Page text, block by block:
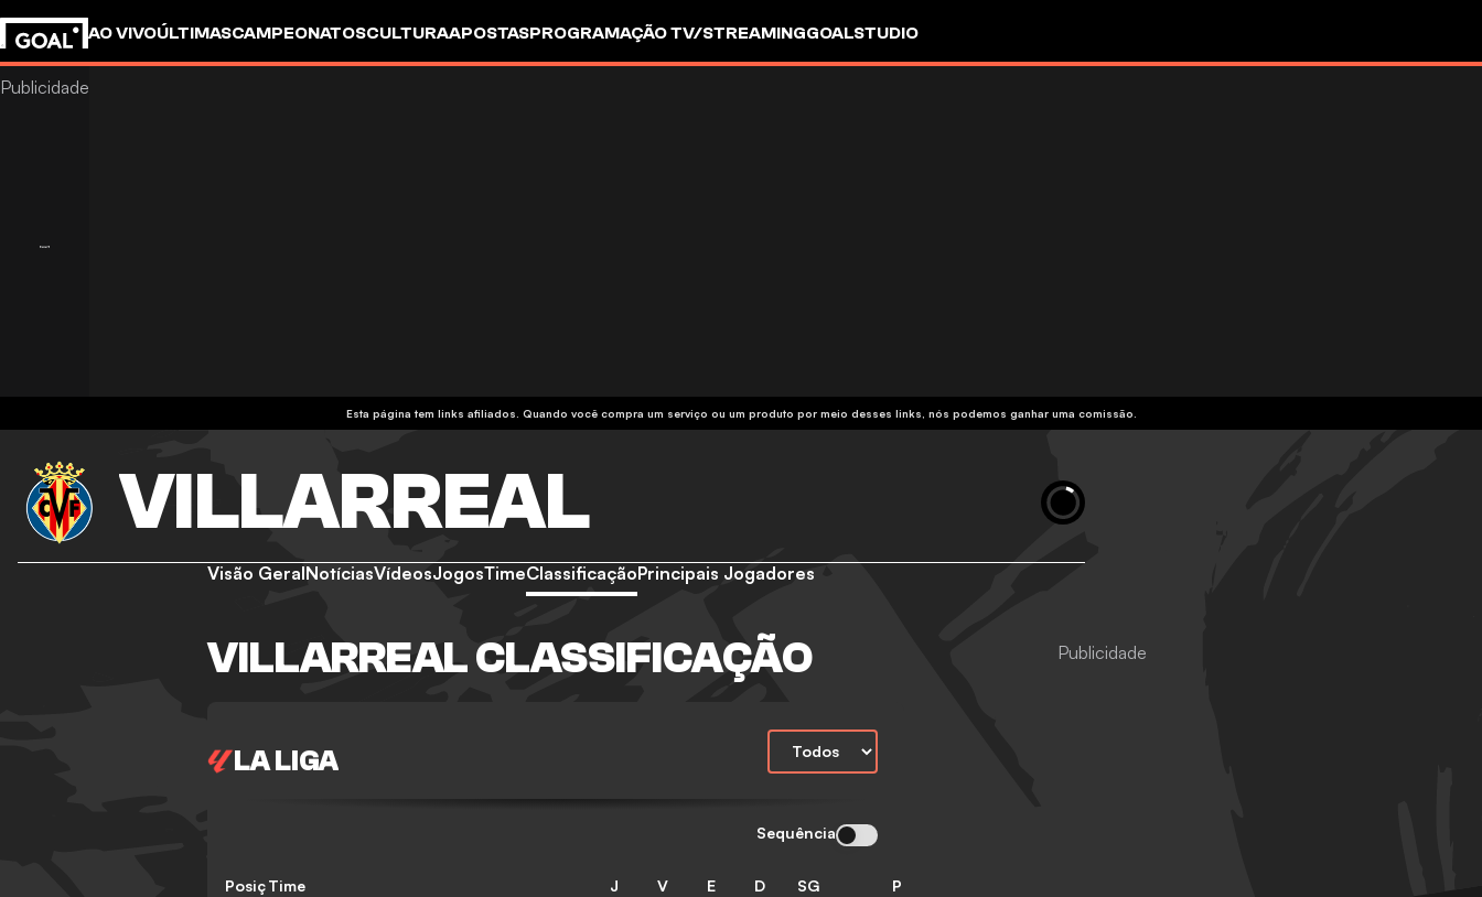
AO VIVOÚLTIMASCAMPEONATOSCULTURAAPOSTASPROGRAMAÇÃO TV/STREAMINGGOALSTUDIO
Esta página tem links afiliados. Quando você compra um serviço ou um produto por meio desses links, nós podemos ganhar uma comissão.
VILLARREAL
Visão GeralNotíciasVídeosJogosTimeClassificaçãoPrincipais Jogadores
VILLARREAL CLASSIFICAÇÃO
LA LIGA
Sequência
PosiçãoTime J V E D SG P